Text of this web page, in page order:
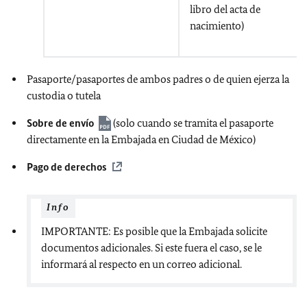
libro del acta de
nacimiento)
Pasaporte/pasaportes de ambos padres o de quien ejerza la
custodia o tutela
Sobre de envío
(solo cuando se tramita el pasaporte
directamente en la Embajada en Ciudad de México)
Pago de derechos
Info
IMPORTANTE: Es posible que la Embajada solicite
documentos adicionales. Si este fuera el caso, se le
informará al respecto en un correo adicional.